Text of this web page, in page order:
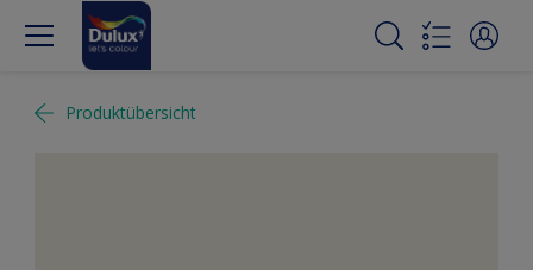
Produktübersicht